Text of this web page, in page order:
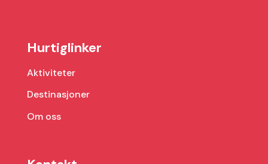
Hurtiglinker
Aktiviteter
Destinasjoner
Om oss